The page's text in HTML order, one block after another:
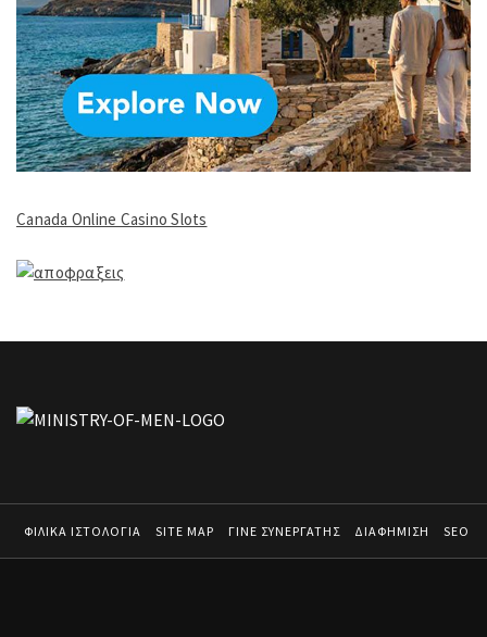
Canada Online Casino Slots
ΦΙΛΙΚΑ ΙΣΤΟΛΟΓΙΑ SITE MAP ΓΙΝΕ ΣΥΝΕΡΓΑΤΗΣ ΔΙΑΦΗΜΙΣΗ SEO